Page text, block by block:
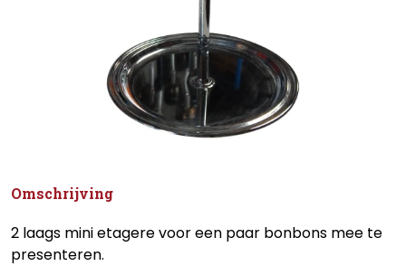
Omschrijving
2 laags mini etagere voor een paar bonbons mee te
presenteren.